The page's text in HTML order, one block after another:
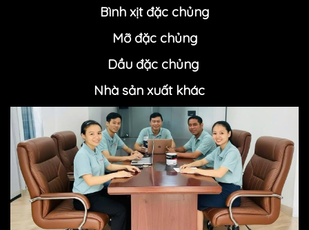
Bình xịt đặc chủng
Mỡ đặc chủng
Dầu đặc chủng
Nhà sản xuất khác